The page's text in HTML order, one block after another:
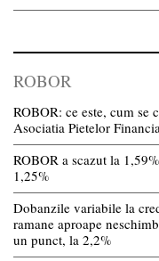
ROBOR
ROBOR: ce este, cum se
Asociatia Pietelor
ROBOR a scazut la
1,25%
Dobanzile variabile la
ramane aproape
un punct, la 2,2%